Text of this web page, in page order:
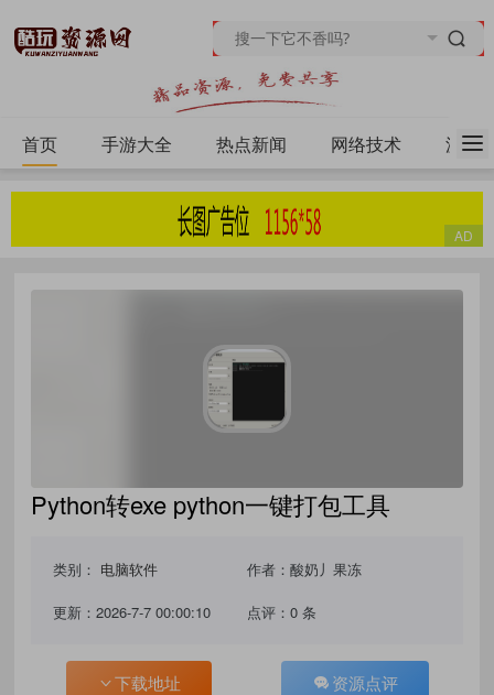
首页 手游大全 热点新闻 网络技术 源码
Python转exe python一键打包工具
类别： 电脑软件 作者：酸奶丿果冻
更新：2026-7-7 00:00:10 点评：0 条
下载地址 资源点评